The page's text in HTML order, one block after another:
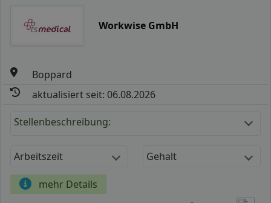
Workwise GmbH
Boppard
aktualisiert seit: 06.08.2026
Stellenbeschreibung:
Arbeitszeit Gehalt
mehr Details